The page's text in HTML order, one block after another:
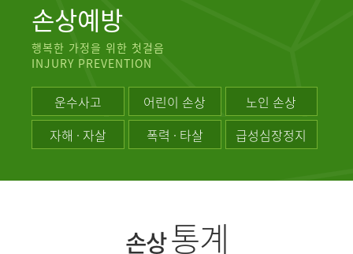
손상예방
행복한 가정을 위한 첫걸음
INJURY PREVENTION
운수사고 어린이 손상
노인 손상
자해 · 자살
폭력 · 타살 급성심장정지
손상통계